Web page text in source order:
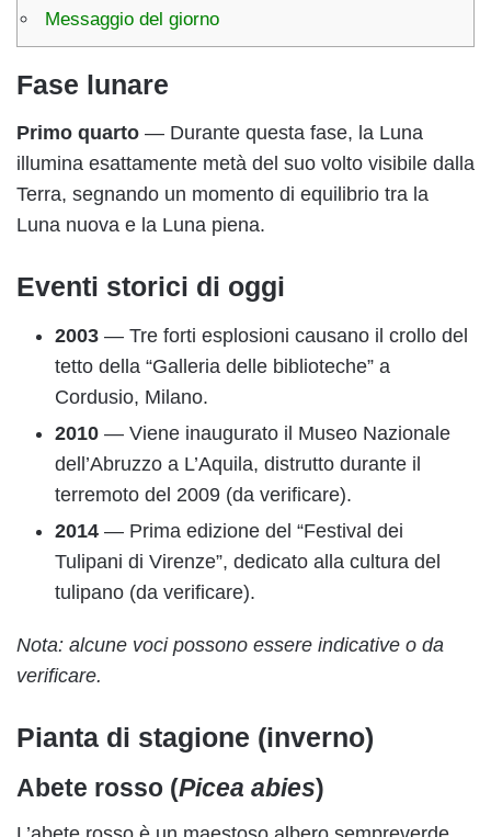
Messaggio del giorno
Fase lunare
Primo quarto — Durante questa fase, la Luna
illumina esattamente metà del suo volto visibile dalla
Terra, segnando un momento di equilibrio tra la
Luna nuova e la Luna piena.
Eventi storici di oggi
2003 — Tre forti esplosioni causano il crollo del
tetto della “Galleria delle biblioteche” a
Cordusio, Milano.
2010 — Viene inaugurato il Museo Nazionale
dell’Abruzzo a L’Aquila, distrutto durante il
terremoto del 2009 (da verificare).
2014 — Prima edizione del “Festival dei
Tulipani di Virenze”, dedicato alla cultura del
tulipano (da verificare).
Nota: alcune voci possono essere indicative o da
verificare.
Pianta di stagione (inverno)
Abete rosso (Picea abies)